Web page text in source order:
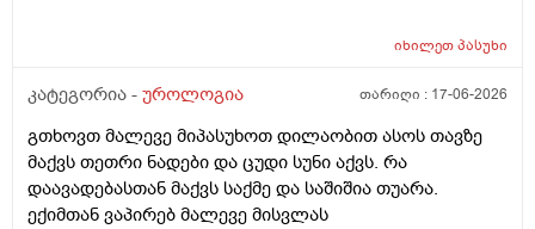
ასევე არაერექციულ დროსაც სადღაც ეგრე 1
ერექცირებულის დროს უბრალოდ მერე გარშემოც
იქაჩება ხოლმე და ცოტა დაჭიმვასაც ვგრძნობსავით
ლაგამის არეში
იხილეთპასუხი
კატეგორია - უროლოგია თარიღი : 17-06-2026
გთხოვთ მალევე მიპასუხოთ დილაობით ასოს თავზე
მაქვს თეთრი ნადები და ცუდი სუნი აქვს. რა
დაავადებასთან მაქვს საქმე და საშიშია თუარა.
ექიმთან ვაპირებ მალევე მისვლას